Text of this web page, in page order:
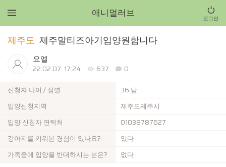
애니멀러브 로그인
제주도 제주말티즈아기입양원합니다
요엘
22.02.07. 17:24 637
0
신청자 나이 / 성별
36 남
입양신청지역
제주도제주시
입양 신청자 연락처
01038787627
강아지를 키워본 경험이 있나요?
있다
가족중에 입양을 반대하시는 분은?
없다